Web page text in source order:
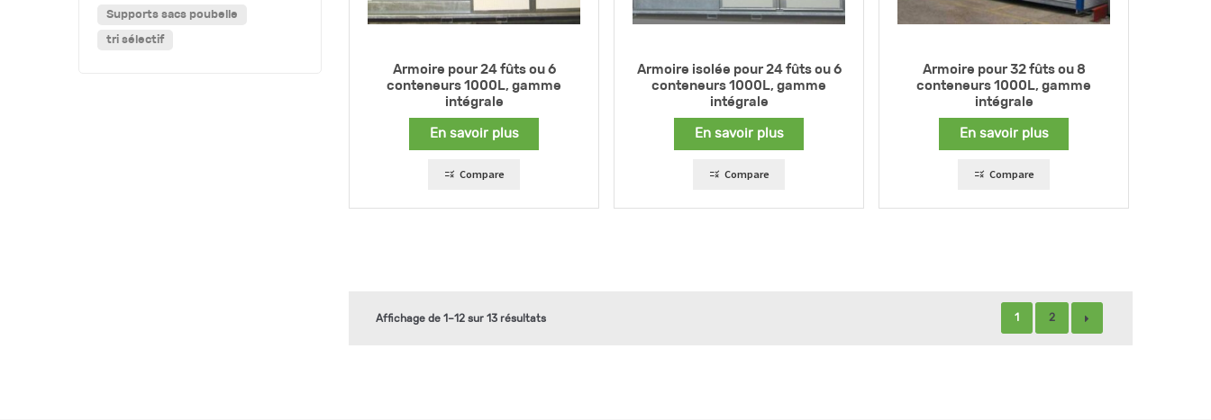
Supports sacs poubelle
tri sélectif
Armoire pour 24 fûts ou 6
conteneurs 1000L, gamme
intégrale
En savoir plus
Compare
Armoire isolée pour 24 fûts ou 6
conteneurs 1000L, gamme
intégrale
En savoir plus
Compare
Armoire pour 32 fûts ou 8
conteneurs 1000L, gamme
intégrale
En savoir plus
Compare
Affichage de 1–12 sur 13 résultats 1 2